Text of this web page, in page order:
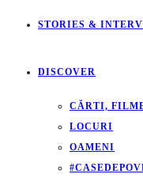
STORIES &
DISCOVER
CĂRTI,
LOCURI
OAMENI